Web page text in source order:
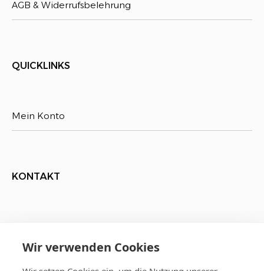
AGB & Widerrufsbelehrung
QUICKLINKS
Mein Konto
KONTAKT
Wir verwenden Cookies